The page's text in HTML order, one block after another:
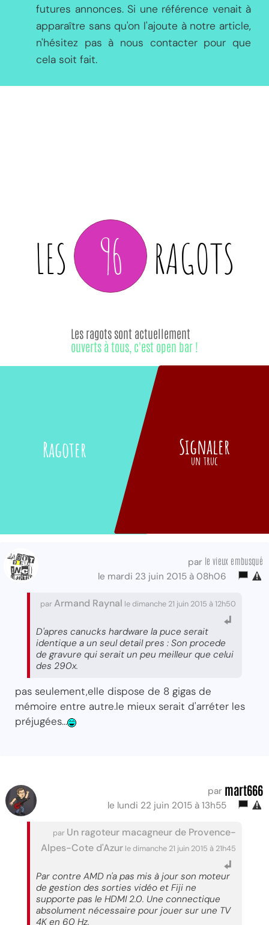
futures annonces. Si une référence venait à
apparaître sans qu'on l'ajoute à notre article,
n'hésitez pas à nous contacter pour que
cela soit fait.
LES 96 RAGOTS
Ragoter
Les ragots sont actuellement
ouverts à tous, c'est open bar !
Signaler
un truc
par le vieux embusqué
le mardi 23 juin 2015 à 08h06
parArmand Raynal le dimanche 21 juin 2015 à 12h50
D'apres canucks hardware la puce serait
identique a un seul detail pres : Son procede
de gravure qui serait un peu meilleur que celui
des 290x.
pas seulement,elle dispose de 8 gigas de
mémoire entre autre.le mieux serait d'arréter les
préjugées...
par mart666
le lundi 22 juin 2015 à 13h55
par Un ragoteur macagneur de Provence-
Alpes-Cote d'Azur le dimanche 21 juin 2015 à 21h45
Par contre AMD n'a pas mis à jour son moteur
de gestion des sorties vidéo et Fiji ne
supporte pas le HDMI 2.0. Une connectique
absolument nécessaire pour jouer sur une TV
4K en 60 Hz.